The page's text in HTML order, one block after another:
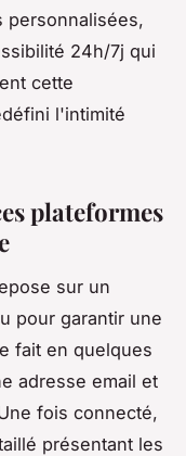
personnalisées,
24h/7j qui
cette
l'intimité
plateformes
sur un
pour garantir une
fait en quelques
adresse email et
fois connecté,
présentant les